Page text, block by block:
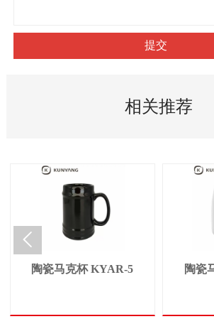
提交
相关推荐
陶瓷马克杯 KYAR-5 陶瓷
